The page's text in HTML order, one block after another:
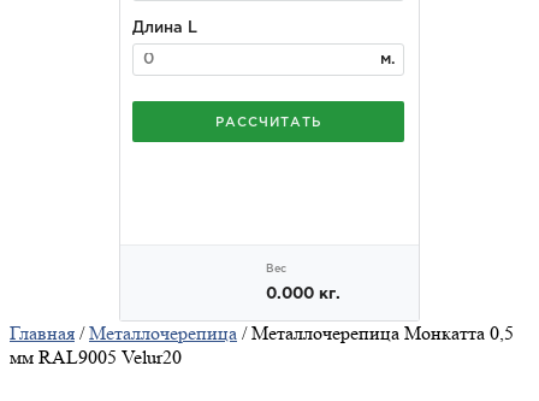
Главная /Металлочерепица / Металлочерепица Монкатта 0,5
мм RAL9005 Velur20